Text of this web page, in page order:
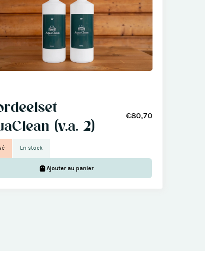
(v.a. 2)
€80,70
En stock
Ajouter au panier